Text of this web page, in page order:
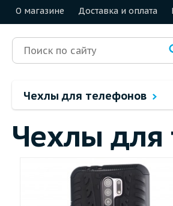
О магазине Доставка и оплата
Чехлы для телефонов
Чехлы для